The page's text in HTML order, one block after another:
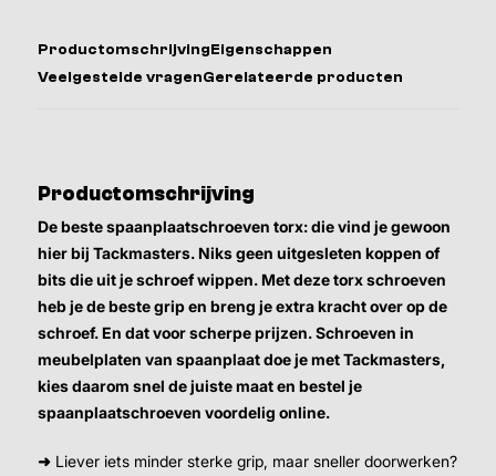
ProductomschrijvingEigenschappen
Veelgestelde vragenGerelateerde producten
Productomschrijving
De beste spaanplaatschroeven torx: die vind je gewoon
hier bij Tackmasters. Niks geen uitgesleten koppen of
bits die uit je schroef wippen. Met deze torx schroeven
heb je de beste grip en breng je extra kracht over op de
schroef. En dat voor scherpe prijzen. Schroeven in
meubelplaten van spaanplaat doe je met Tackmasters,
kies daarom snel de juiste maat en bestel je
spaanplaatschroeven voordelig online.
➜ Liever iets minder sterke grip, maar sneller doorwerken?